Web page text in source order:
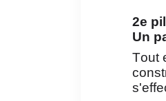
2e
Un
Tout
succession
essentielle se
liés au bien ?...